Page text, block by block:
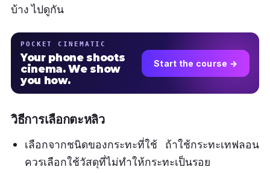
บ้าง ไปดูกัน
POCKET CINEMATIC
Your phone shoots
cinema. We show
you how.
Start the course →
วิธีการเลือกตะหลิว
เลือกจากชนิดของกระทะที่ใช้ ถ้าใช้กระทะเทฟลอน
ควรเลือกใช้วัสดุที่ไม่ทำให้กระทะเป็นรอย